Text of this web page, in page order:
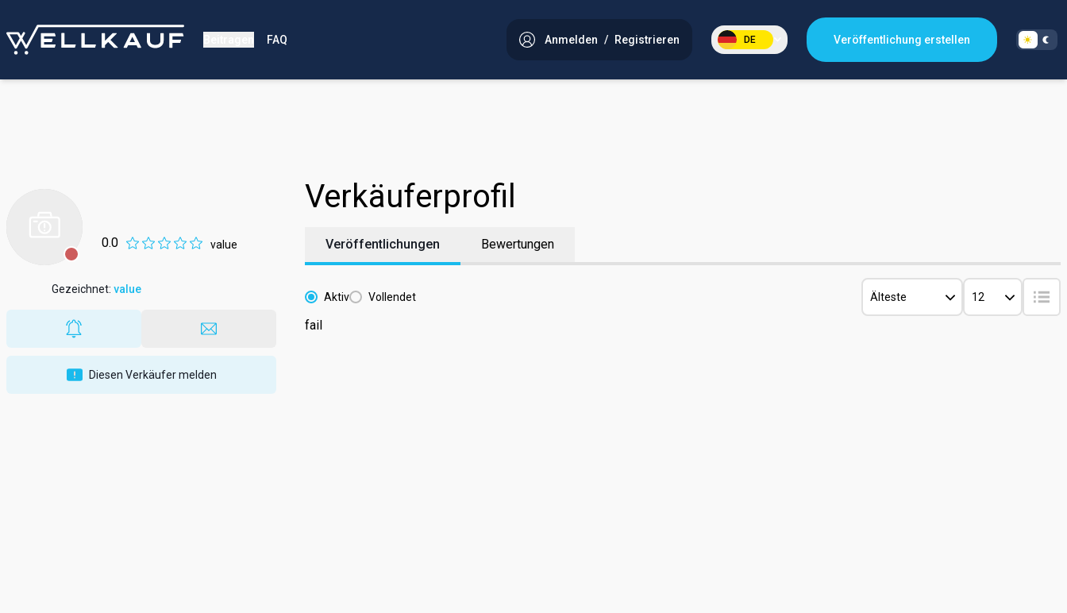
FAQ Anmelden / Registrieren DE Veröffentlichung erstellen
0.0 value
Gezeichnet: value
Diesen Verkäufer melden
Verkäuferprofil
Veröffentlichungen Bewertungen
Aktiv Vollendet Älteste 12
fail